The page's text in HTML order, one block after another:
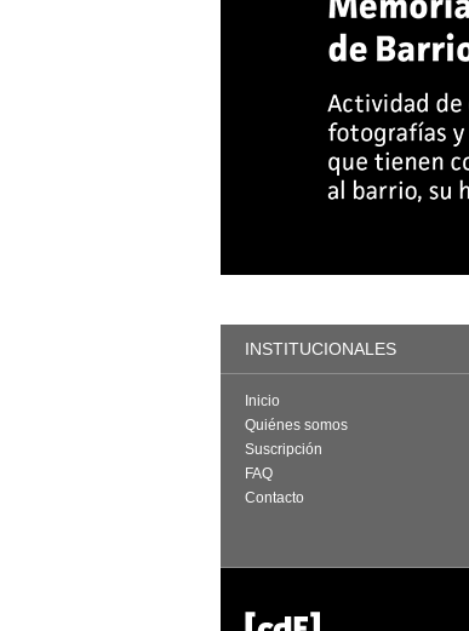
INSTITUCIONALES
Inicio
Quiénes somos
Suscripción
FAQ
Contacto